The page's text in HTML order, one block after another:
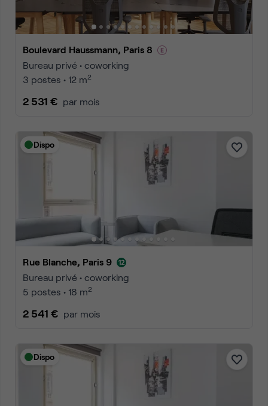
Boulevard Haussmann, Paris 8
Bureau privé • coworking
3 postes • 12 m2
2 531 € par mois
Dispo
Rue Blanche, Paris 9
Bureau privé • coworking
5 postes • 18 m2
2 541 € par mois
Dispo